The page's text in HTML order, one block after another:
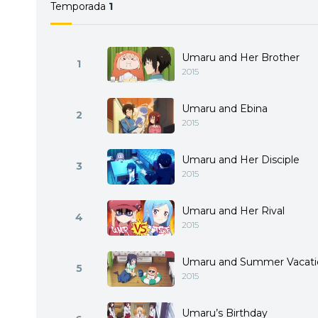
Temporada 1
1 Umaru and Her Brother
2015
2 Umaru and Ebina
2015
3 Umaru and Her Disciple
2015
4 Umaru and Her Rival
2015
5 Umaru and Summer
2015
Umaru’s Birthday